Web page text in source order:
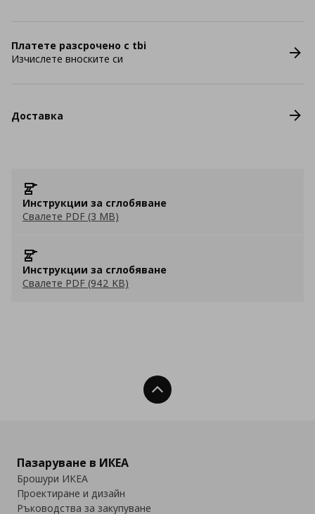
Платете разсрочено с tbi
Изчислете вноските си
Доставка
Инструкции за сглобяване
Свалете PDF (3 MB)
Инструкции за сглобяване
Свалете PDF (942 KB)
Нагоре
Пазаруване в ИКЕА
Брошури ИКЕА
Проектиране и дизайн
Ръководства за закупуване